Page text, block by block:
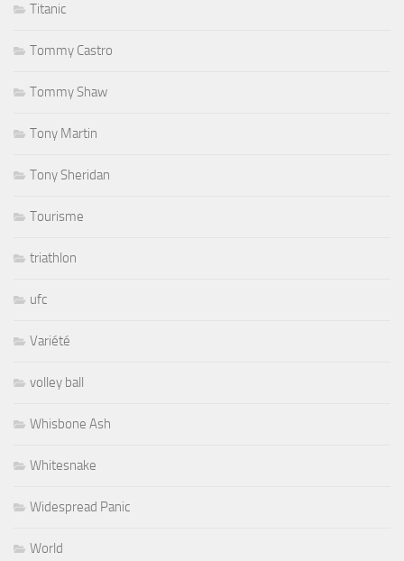
Titanic
Tommy Castro
Tommy Shaw
Tony Martin
Tony Sheridan
Tourisme
triathlon
ufc
Variété
volley ball
Whisbone Ash
Whitesnake
Widespread Panic
World